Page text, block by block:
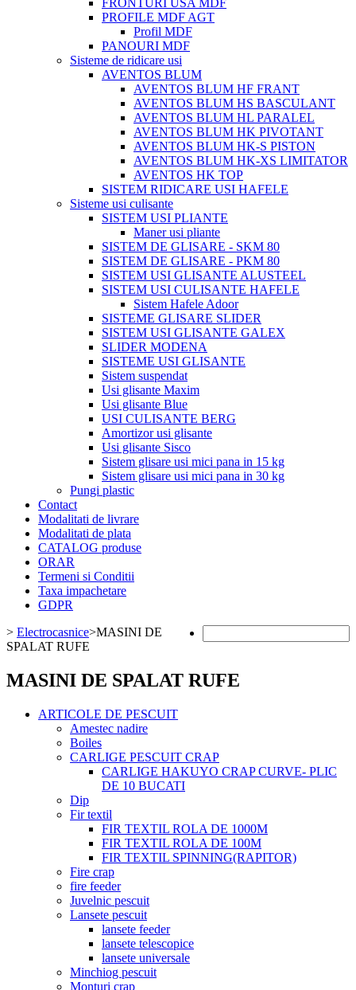
FRONTURI USA MDF
PROFILE MDF AGT
Profil MDF
PANOURI MDF
Sisteme de ridicare usi
AVENTOS BLUM
AVENTOS BLUM HF FRANT
AVENTOS BLUM HS BASCULANT
AVENTOS BLUM HL PARALEL
AVENTOS BLUM HK PIVOTANT
AVENTOS BLUM HK-S PISTON
AVENTOS BLUM HK-XS LIMITATOR
AVENTOS HK TOP
SISTEM RIDICARE USI HAFELE
Sisteme usi culisante
SISTEM USI PLIANTE
Maner usi pliante
SISTEM DE GLISARE - SKM 80
SISTEM DE GLISARE - PKM 80
SISTEM USI GLISANTE ALUSTEEL
SISTEM USI CULISANTE HAFELE
Sistem Hafele Adoor
SISTEME GLISARE SLIDER
SISTEM USI GLISANTE GALEX
SLIDER MODENA
SISTEME USI GLISANTE
Sistem suspendat
Usi glisante Maxim
Usi glisante Blue
USI CULISANTE BERG
Amortizor usi glisante
Usi glisante Sisco
Sistem glisare usi mici pana in 15 kg
Sistem glisare usi mici pana in 30 kg
Pungi plastic
Contact
Modalitati de livrare
Modalitati de plata
CATALOG produse
ORAR
Termeni si Conditii
Taxa impachetare
GDPR
> Electrocasnice>MASINI DE
SPALAT RUFE
MASINI DE SPALAT RUFE
ARTICOLE DE PESCUIT
Amestec nadire
Boiles
CARLIGE PESCUIT CRAP
CARLIGE HAKUYO CRAP CURVE- PLIC
DE 10 BUCATI
Dip
Fir textil
FIR TEXTIL ROLA DE 1000M
FIR TEXTIL ROLA DE 100M
FIR TEXTIL SPINNING(RAPITOR)
Fire crap
fire feeder
Juvelnic pescuit
Lansete pescuit
lansete feeder
lansete telescopice
lansete universale
Minchiog pescuit
Monturi crap